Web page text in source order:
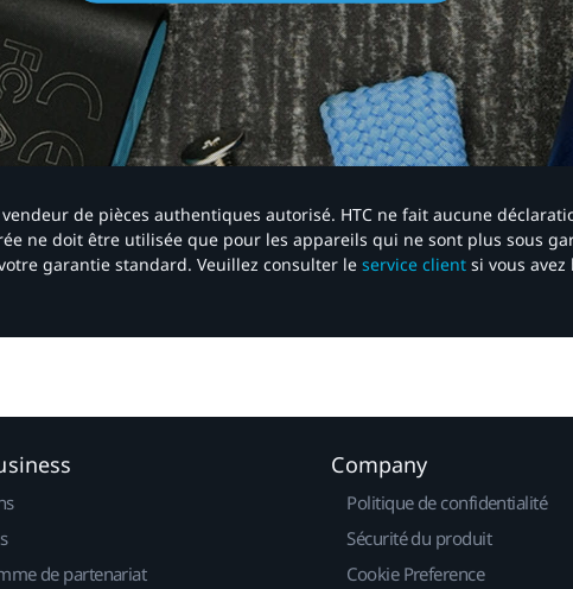
de pièces authentiques autorisé. HTC ne fait aucune
ne doit être utilisée que pour les appareils qui ne sont plus sous
garantie standard. Veuillez consulter le service client si vous avez
de partenariat
Company
Politique de confidentialité
Sécurité du produit
Cookie Preference